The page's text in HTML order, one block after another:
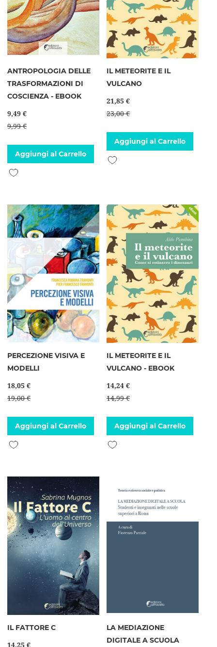
ANTROPOLOGIA DELLE
TRASFORMAZIONI DI
COSCIENZA - EBOOK
9,49 €
9,99 €
Aggiungi al Carrello
Aggiungi alla lista desideri
IL METEORITE E IL
VULCANO
21,85 €
23,00 €
Aggiungi al Carrello
Aggiungi alla lista desideri
PERCEZIONE VISIVA E
MODELLI
18,05 €
19,00 €
Aggiungi al Carrello
Aggiungi alla lista desideri
IL METEORITE E IL
VULCANO - EBOOK
14,24 €
14,99 €
Aggiungi al Carrello
Aggiungi alla lista desideri
IL FATTORE C
14,25 €
LA MEDIAZIONE
DIGITALE A SCUOLA